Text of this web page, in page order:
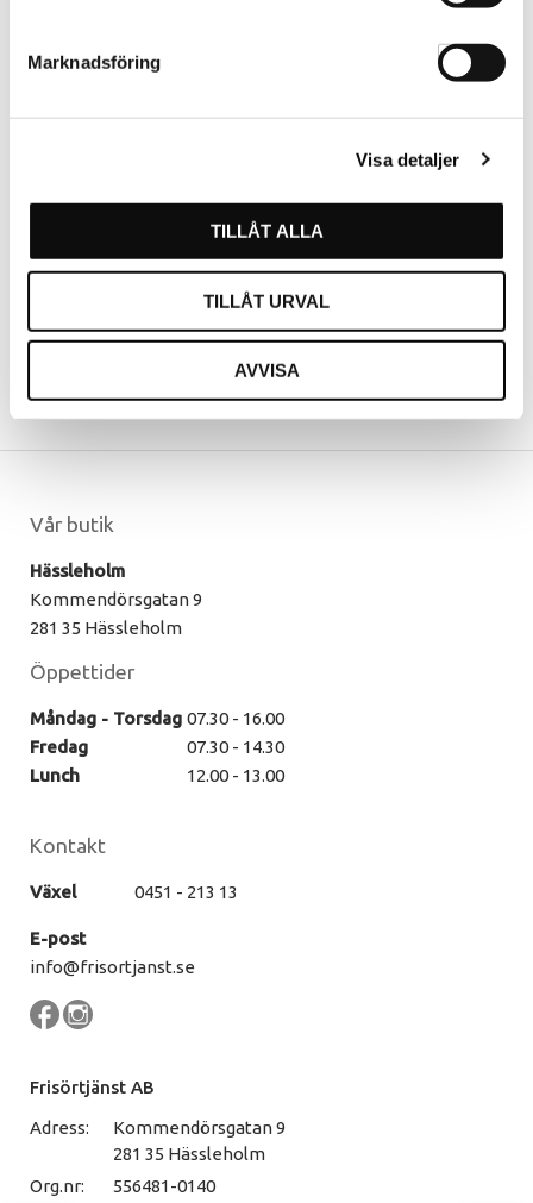
Marknadsföring
Visa detaljer
TILLÅT ALLA
TILLÅT URVAL
AVVISA
MGW-SET60OS
Vår butik
Hässleholm
Kommendörsgatan 9
281 35 Hässleholm
Öppettider
Måndag - Torsdag 07.30 - 16.00
Fredag
07.30 - 14.30
Lunch
12.00 - 13.00
Kontakt
Växel 0451 - 213 13
E-post
info@frisortjanst.se
Frisörtjänst AB
Adress:
Kommendörsgatan 9
281 35 Hässleholm
Org.nr:
556481-0140